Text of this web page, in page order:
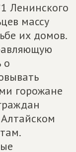
Ленинского
массу
их домов.
о
горожане